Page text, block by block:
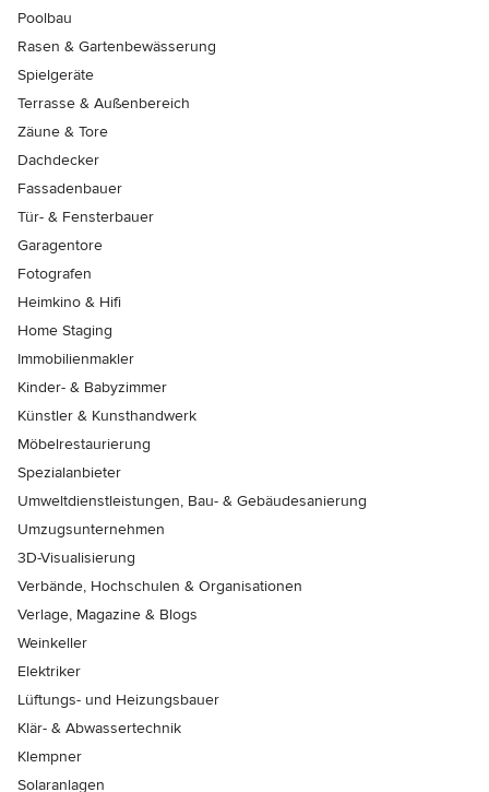
Poolbau
Rasen & Gartenbewässerung
Spielgeräte
Terrasse & Außenbereich
Zäune & Tore
Dachdecker
Fassadenbauer
Tür- & Fensterbauer
Garagentore
Fotografen
Heimkino & Hifi
Home Staging
Immobilienmakler
Kinder- & Babyzimmer
Künstler & Kunsthandwerk
Möbelrestaurierung
Spezialanbieter
Umweltdienstleistungen, Bau- & Gebäudesanierung
Umzugsunternehmen
3D-Visualisierung
Verbände, Hochschulen & Organisationen
Verlage, Magazine & Blogs
Weinkeller
Elektriker
Lüftungs- und Heizungsbauer
Klär- & Abwassertechnik
Klempner
Solaranlagen